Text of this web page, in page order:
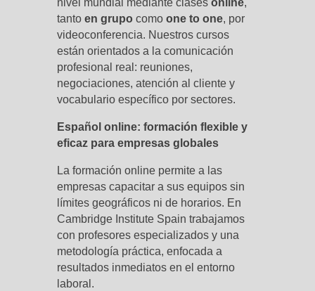
nivel mundial mediante clases online,
tanto en grupo como one to one, por
videoconferencia. Nuestros cursos
están orientados a la comunicación
profesional real: reuniones,
negociaciones, atención al cliente y
vocabulario específico por sectores.
Español online: formación flexible y
eficaz para empresas globales
La formación online permite a las
empresas capacitar a sus equipos sin
límites geográficos ni de horarios. En
Cambridge Institute Spain trabajamos
con profesores especializados y una
metodología práctica, enfocada a
resultados inmediatos en el entorno
laboral.